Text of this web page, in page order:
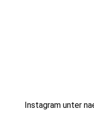
Instagram unter